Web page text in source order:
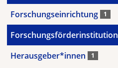
Forschungseinrichtung 1
Forschungsförderinstitution
Herausgeber*innen 1